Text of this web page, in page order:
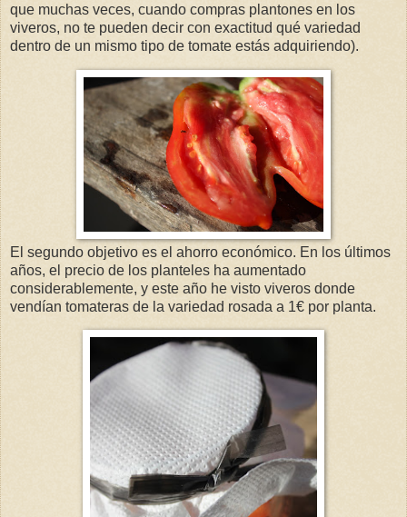
que muchas veces, cuando compras plantones en los
viveros, no te pueden decir con exactitud qué variedad
dentro de un mismo tipo de tomate estás adquiriendo).
El segundo objetivo es el ahorro económico. En los últimos
años, el precio de los planteles ha aumentado
considerablemente, y este año he visto viveros donde
vendían tomateras de la variedad rosada a 1€ por planta.